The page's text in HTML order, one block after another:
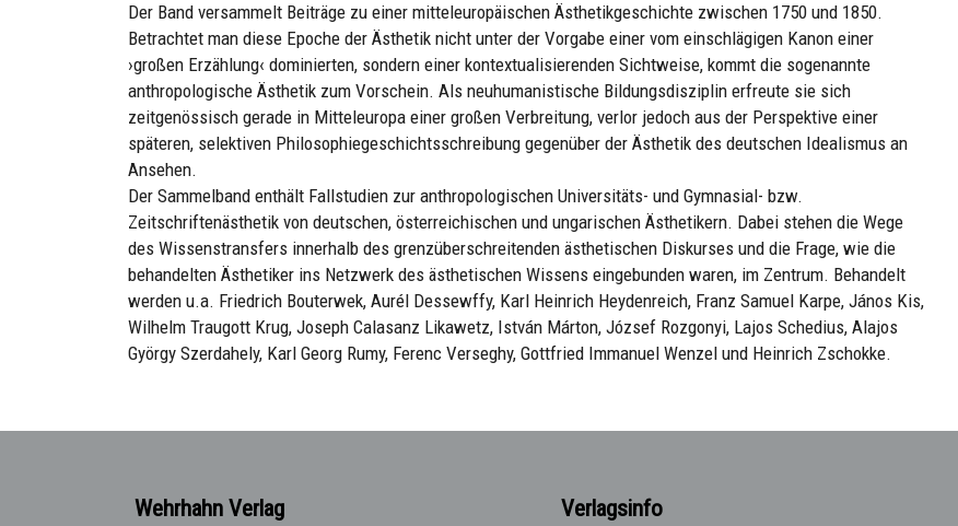
Der Band versammelt Beiträge zu einer mitteleuropäischen Ästhetikgeschichte zwischen 1750 und 1850.
Betrachtet man diese Epoche der Ästhetik nicht unter der Vorgabe einer vom einschlägigen Kanon einer
›großen Erzählung‹ dominierten, sondern einer kontextualisierenden Sichtweise, kommt die sogenannte
anthropologische Ästhetik zum Vorschein. Als neuhumanistische Bildungsdisziplin erfreute sie sich
zeitgenössisch gerade in Mitteleuropa einer großen Verbreitung, verlor jedoch aus der Perspektive einer
späteren, selektiven Philosophiegeschichtsschreibung gegenüber der Ästhetik des deutschen Idealismus an
Ansehen.
Der Sammelband enthält Fallstudien zur anthropologischen Universitäts- und Gymnasial- bzw.
Zeitschriftenästhetik von deutschen, österreichischen und ungarischen Ästhetikern. Dabei stehen die Wege
des Wissenstransfers innerhalb des grenzüberschreitenden ästhetischen Diskurses und die Frage, wie die
behandelten Ästhetiker ins Netzwerk des ästhetischen Wissens eingebunden waren, im Zentrum. Behandelt
werden u.a. Friedrich Bouterwek, Aurél Dessewffy, Karl Heinrich Heydenreich, Franz Samuel Karpe, János Kis,
Wilhelm Traugott Krug, Joseph Calasanz Likawetz, István Márton, József Rozgonyi, Lajos Schedius, Alajos
György Szerdahely, Karl Georg Rumy, Ferenc Verseghy, Gottfried Immanuel Wenzel und Heinrich Zschokke.
Wehrhahn Verlag Verlagsinfo